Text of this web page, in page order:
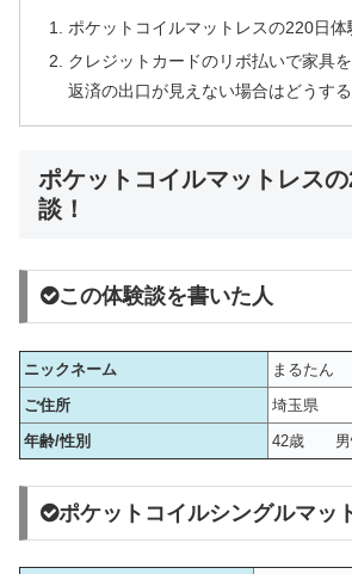
ポケットコイルマットレスの220日体
クレジットカードのリボ払いで家具を
返済の出口が見えない場合はどうする
ポケットコイルマットレス
談！
この体験談を書いた人
ニックネーム
まるたん
ご住所
埼玉県
年齢/性別
42歳 男
ポケットコイルシングルマッ